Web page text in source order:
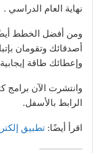
نهاية العام الدراسي .
ومن أفضل الخطط
أصدقائك وتقومان
وإعطائك طاقة
وانتشرت الآن برامج
الرابط بالأسفل.
اقرأ أيضًا: تطبيق